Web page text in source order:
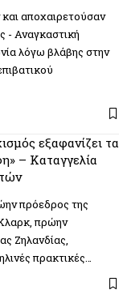
αποχαιρετούσαν
- Αναγκαστική
λόγω βλάβης στην
εξαφανίζει τα
– Καταγγελία
πρόεδρος της
πρώην
Ζηλανδίας,
πρακτικές…